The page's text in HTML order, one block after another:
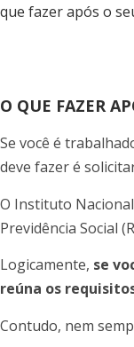
que fazer após o
O QUE FAZER
Se você é
deve fazer é
O Instituto
Previdência Social
Logicamente, se
reúna os
Contudo, nem